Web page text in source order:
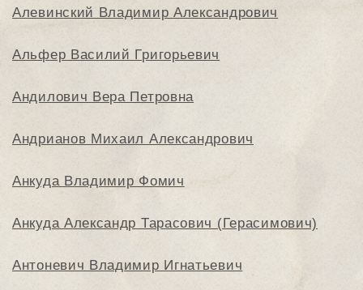
Алевинский Владимир Александрович
Альфер Василий Григорьевич
Андилович Вера Петровна
Андрианов Михаил Александрович
Анкуда Владимир Фомич
Анкуда Александр Тарасович (Герасимович)
Антоневич Владимир Игнатьевич